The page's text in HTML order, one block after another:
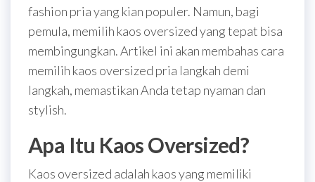
fashion pria yang kian populer. Namun, bagi
pemula, memilih kaos oversized yang tepat bisa
membingungkan. Artikel ini akan membahas cara
memilih kaos oversized pria langkah demi
langkah, memastikan Anda tetap nyaman dan
stylish.
Apa Itu Kaos Oversized?
Kaos oversized adalah kaos yang memiliki